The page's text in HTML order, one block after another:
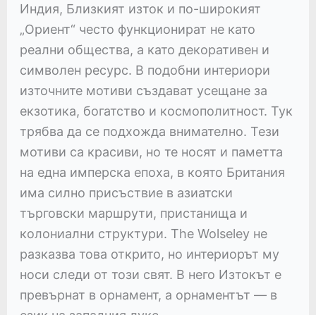
Индия, Близкият изток и по-широкият
„Ориент“ често функционират не като
реални общества, а като декоративен и
символен ресурс. В подобни интериори
източните мотиви създават усещане за
екзотика, богатство и космополитност. Тук
трябва да се подхожда внимателно. Тези
мотиви са красиви, но те носят и паметта
на една имперска епоха, в която Британия
има силно присъствие в азиатски
търговски маршрути, пристанища и
колониални структури. The Wolseley не
разказва това открито, но интериорът му
носи следи от този свят. В него Изтокът е
превърнат в орнамент, а орнаментът — в